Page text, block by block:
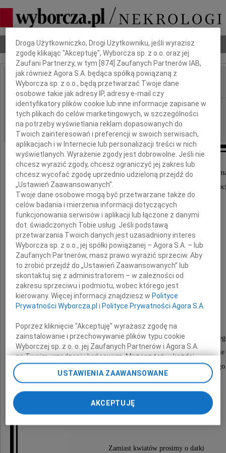
Nekrologi Odeszli Poradnik pogrzebowy
IMIĘ I NAZWISKO:
REGION: Kraków
DATA EMISJI: 11.02.2019
Ze smutkiem zawiadamiamy, że w wieku 99 lat
nasza kochana Mama, Teściowa, Babcia i
Irena Strnad
z domu Rybówna
Pożegnamy Ją w kaplicy Cmentarza
w czwartek 14 lutego 2019 roku Mszą Św. o godzinie
i potem odprowadzimy do grobowca
córki, synowa, wnuki i prawnuk
Zamiast kwiatów prosimy o datki
Dbamy o Twoją prywatność
Droga Użytkowniczko, Drogi Użytkowniku, jeśli wyrazisz
zgodę klikając "Akceptuję", Wyborcza sp. z o.o. oraz jej
Zaufani Partnerzy, w tym [874 ] Zaufanych Partnerów IAB,
jak również Agora S.A. będąca spółką powiązaną z
Wyborcza sp. z o.o., będą przetwarzać Twoje dane
osobowe takie jak adresy IP, adresy e-mail czy
identyfikatory plików cookie lub inne informacje zapisane w
tych plikach do celów marketingowych, w szczególności
na potrzeby wyświetlania reklam dopasowanych do
Twoich zainteresowań i preferencji w swoich serwisach,
aplikacjach i w Internecie lub personalizacji treści w nich
wyświetlanych. Wyrażenie zgody jest dobrowolne. Jeśli nie
chcesz wyrazić zgody, chcesz ograniczyć jej zakres lub
chcesz wycofać zgodę uprzednio udzieloną przejdź do
„Ustawień Zaawansowanych”.
Twoje dane osobowe mogą być przetwarzane także do
celów badania i mierzenia informacji dotyczących
funkcjonowania serwisów i aplikacji lub łączone z danymi
dot. świadczonych Tobie usług. Jeśli podstawą
przetwarzania Twoich danych jest uzasadniony interes
Wyborcza sp. z o.o., jej spółki powiązanej – Agora S.A. – lub
Zaufanych Partnerów, masz prawo wyrazić sprzeciw. Aby
to zrobić przejdź do „Ustawień Zaawansowanych” lub
skontaktuj się z administratorem – w zależności od
zakresu sprzeciwu i podmiotu, wobec którego jest
kierowany. Więcej informacji znajdziesz w Polityce
Prywatności Wyborcza.pl i Polityce Prywatności Agora S.A.
Poprzez kliknięcie "Akceptuję" wyrażasz zgodę na
zainstalowanie i przechowywanie plików typu cookie
Wyborczej sp. z o. o. jej Zaufanych Partnerów i Agora S.A.
na Twoim urządzeniu końcowym. Możesz też w każdej
chwili zmienić swoje preferencje dot. plików cookie,
ponownie wywołując narzędzie do zarządzania Twoimi
odnośnik „Ustawienia prywatności” w stopce serwisu i
przechodząc do sekcji „Ustawienia zaawansowane”.
Zmiana ustawień plików cookie możliwa jest także za
pomocą ustawień przeglądarki.
My, nasi Zaufani Partnerzy i Agora S.A. możemy
USTAWIENIA ZAAWANSOWANE
AKCEPTUJĘ